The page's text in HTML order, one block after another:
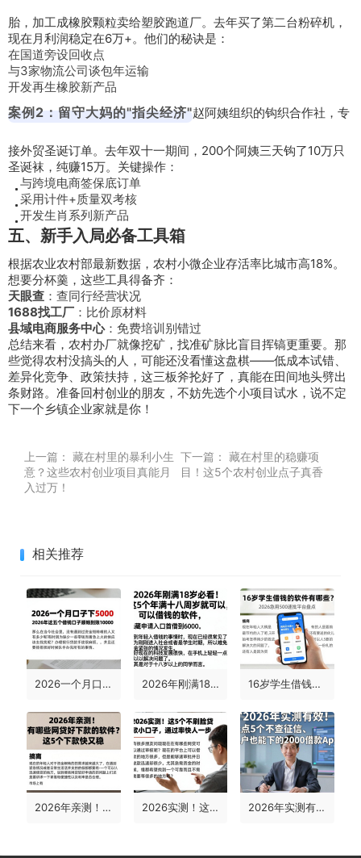
胎，加工成橡胶颗粒卖给塑胶跑道厂。去年买了第二台粉碎机，
现在月利润稳定在6万+。他们的秘诀是：
在国道旁设回收点
与3家物流公司谈包年运输
开发再生橡胶新产品
案例2：留守大妈的"指尖经济"赵阿姨组织的钩织合作社，专
接外贸圣诞订单。去年双十一期间，200个阿姨三天钩了10万只
圣诞袜，纯赚15万。关键操作：
与跨境电商签保底订单
采用计件+质量双考核
开发生肖系列新产品
五、新手入局必备工具箱
根据农业农村部最新数据，农村小微企业存活率比城市高18%。
想要分杯羹，这些工具得备齐：
天眼查 ：查同行经营状况
1688找工厂 ：比价原材料
县域电商服务中心：免费培训别错过
总结来看，农村办厂就像挖矿，找准矿脉比盲目挥镐更重要。那
些觉得农村没搞头的人，可能还没看懂这盘棋——低成本试错、
差异化竞争、政策扶持，这三板斧抡好了，真能在田间地头劈出
条财路。准备回村创业的朋友，不妨先选个小项目试水，说不定
下一个乡镇企业家就是你！
上一篇： 藏在村里的暴利小生
意？这些农村创业项目真能月
入过万！
下一篇： 藏在村里的稳赚项
目！这5个农村创业点子真香
相关推荐
2026一个月口子包下5000！2026年这五个借钱口子顺畅到账10000 2026年刚满18岁必看！这5个年满十八周岁就可以借钱的软件，隐藏申请入口首曝光，轻松借到6000 16岁学生借钱的软件有哪些？2026急用500速批平台盘点
2026年亲测！有哪些网贷好下款的软件？这5个下款快又稳 2026实测！这5个不刷脸贷款小口子，通过率快人一步 2026年实测有效！盘点5个不查征信、黑户也能下的2000借款App，正规信贷银行在线申请